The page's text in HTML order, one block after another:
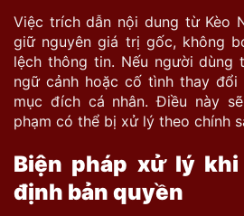
Việc trích dẫn nội dung từ Kèo
giữ nguyên giá trị gốc, không
lệch thông tin. Nếu người dùng
ngữ cảnh hoặc cố tình thay
mục đích cá nhân. Điều này
phạm có thể bị xử lý theo chính
Biện pháp xử lý
định bản quyền